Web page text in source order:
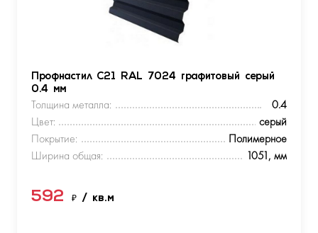
Профнастил С21 RAL 7024 графитовый серый
0.4 мм
Толщина металла:
0.4
Цвет:
серый
Покрытие:
Полимерное
Ширина общая:
1051, мм
592 ₽ / кв.м